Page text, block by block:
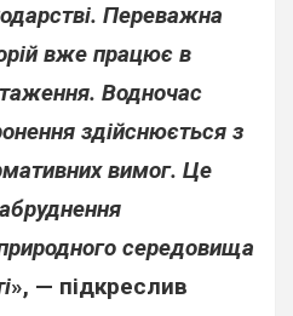
Переважна
вже працює в
Водночас
здійснюється з
вимог. Це
середовища
», — підкреслив